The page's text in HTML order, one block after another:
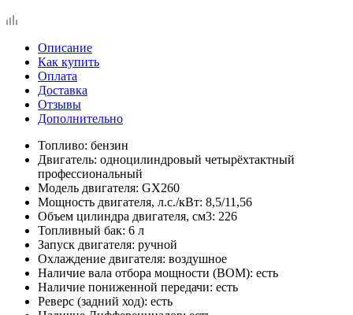
Описание
Как купить
Оплата
Доставка
Отзывы
Дополнительно
Топливо: бензин
Двигатель: одноцилиндровый четырёхтактный
профессиональный
Модель двигателя: GX260
Мощность двигателя, л.с./кВт: 8,5/11,56
Объем цилиндра двигателя, см3: 226
Топливный бак: 6 л
Запуск двигателя: ручной
Охлаждение двигателя: воздушное
Наличие вала отбора мощности (ВОМ): есть
Наличие пониженной передачи: есть
Реверс (задний ход): есть